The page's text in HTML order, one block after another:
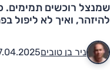
שמנצל רוכשים תמימים.
להיזהר, ואיך לא ליפול
ניר בן טובים